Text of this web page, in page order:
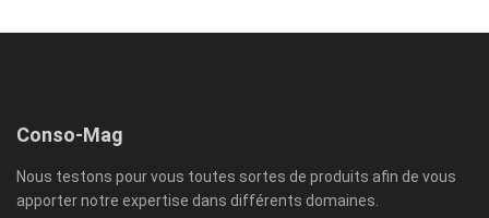
Conso-Mag
Nous testons pour vous toutes sortes de produits afin de vous
apporter notre expertise dans différents domaines.